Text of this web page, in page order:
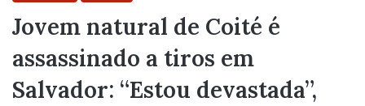
Jovem natural de Coité é
assassinado a tiros em
Salvador: “Estou devastada”,